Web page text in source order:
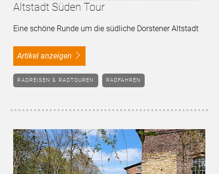
Altstadt Süden Tour
Eine schöne Runde um die südliche Dorstener Altstadt
Artikel anzeigen
RADREISEN & RADTOUREN RADFAHREN